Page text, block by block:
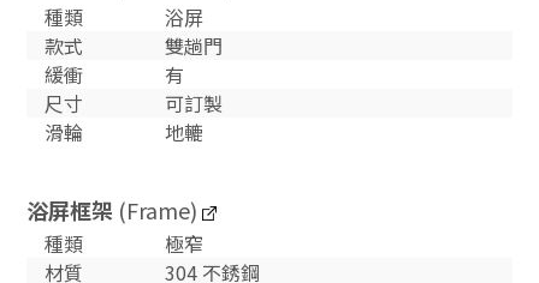
種類
浴屏
款式
雙趟門
緩衝
有
尺寸
可訂製
滑輪
地轆
浴屏框架 (Frame)
種類
極窄
材質
304 不銹鋼